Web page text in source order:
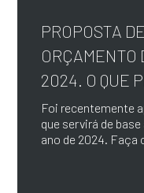
PROPOSTA
ORÇAMENTO
2024. O QUE
Foi recentemente
que servirá de
ano de 2024. Faça